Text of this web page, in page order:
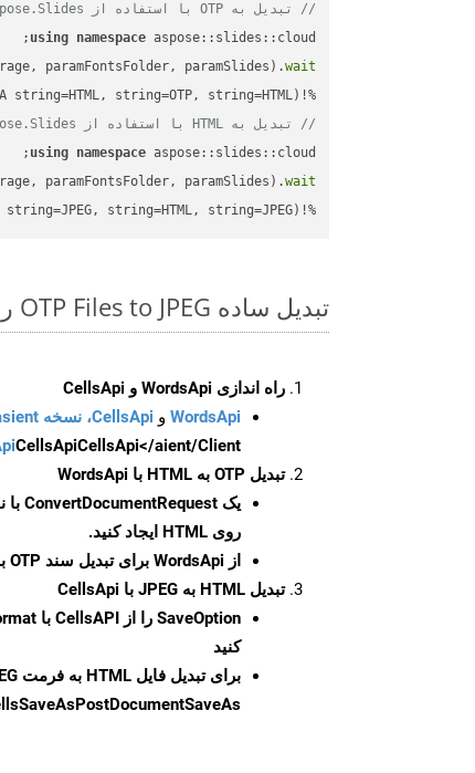
// تبدیل به OTP با استفاده از Aspose.Slides
using namespace
paramFontsFolder, paramSlides).wait
%!(EXTRA string=HTML, string=OTP, string=HTML)
// تبدیل به HTML با استفاده از Aspose.Slides
using namespace
paramFontsFolder, paramSlides).wait
%!(EXTRA string=JPEG, string=HTML, string=JPEG)
تبدیل ساده OTP Files to JPEG روی C++ SDK
راه اندازی WordsApi و CellsApi
WordsApi و CellsApi، نسخه Basient
CellsApiCellsApi</aient/Client/ را راه‌اندازی کنید.
تبدیل OTP به HTML با WordsApi
یک ConvertDocumentRequest
روی HTML ایجاد کنید.
از WordsApi برای تبدیل سند OTP به HTML استفاده کنید.
تبدیل HTML به JPEG با CellsApi
SaveOption
کنید
برای تبدیل فایل HTML به فرمت